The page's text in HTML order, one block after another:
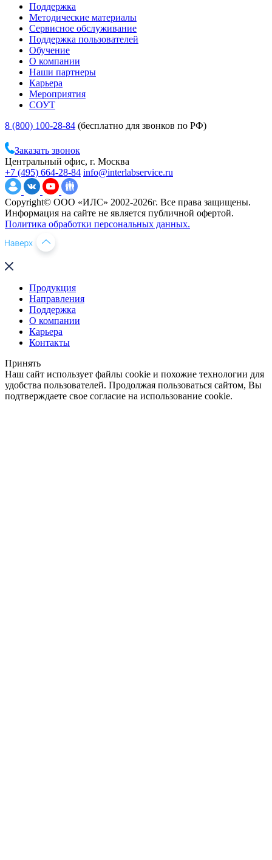
Поддержка
Методические материалы
Сервисное обслуживание
Поддержка пользователей
Обучение
О компании
Наши партнеры
Карьера
Мероприятия
СОУТ
8 (800) 100-28-84 (бесплатно для звонков по РФ)
Заказать звонок
Центральный офис, г. Москва
+7 (495) 664-28-84 info@interlabservice.ru
Copyright© ООО «ИЛС» 2002-2026г. Все права защищены.
Информация на сайте не является публичной офертой.
Политика обработки персональных данных.
Продукция
Направления
Поддержка
О компании
Карьера
Контакты
Принять
Наш сайт использует файлы cookie и похожие технологии для
удобства пользователей. Продолжая пользоваться сайтом, Вы
подтверждаете свое согласие на использование cookie.